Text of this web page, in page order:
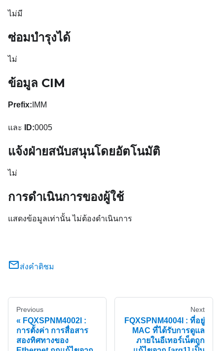
ไม่มี
ซ่อมบำรุงได้
ไม่
ข้อมูล CIM
Prefix: IMM
และ ID:0005
แจ้งฝ่ายสนับสนุนโดยอัตโนมัติ
ไม่
การดำเนินการของผู้ใช้
แสดงข้อมูลเท่านั้น ไม่ต้องดำเนินการ
ส่งคำติชม
Previous
FQXSPNM4002I :
การตั้งค่า การสื่อสาร
สองทิศทางของ
Next
FQXSPNM4004I : ที่อยู่
MAC ที่ได้รับการดูแล
ภายในอีเทอร์เน็ตถูก